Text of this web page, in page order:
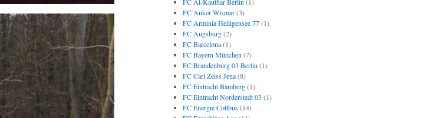
FC Anker Wismar(3)
FC Arminia Heiligensee 77(1)
FC Augsburg(2)
FC Barcelona(1)
FC Bayern München (7)
FC Brandenburg 03 Berlin (1)
FC Carl Zeiss Jena(8)
FC Eintracht Bamberg(1)
FC Eintracht Norderstedt 03 (1)
FC Energie Cottbus(14)